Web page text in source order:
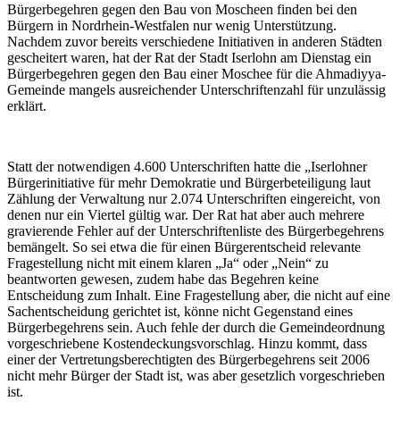
Bürgerbegehren gegen den Bau von Moscheen finden bei den
Bürgern in Nordrhein-Westfalen nur wenig Unterstützung.
Nachdem zuvor bereits verschiedene Initiativen in anderen Städten
gescheitert waren, hat der Rat der Stadt Iserlohn am Dienstag ein
Bürgerbegehren gegen den Bau einer Moschee für die Ahmadiyya-
Gemeinde mangels ausreichender Unterschriftenzahl für unzulässig
erklärt.
Statt der notwendigen 4.600 Unterschriften hatte die „Iserlohner
Bürgerinitiative für mehr Demokratie und Bürgerbeteiligung laut
Zählung der Verwaltung nur 2.074 Unterschriften eingereicht, von
denen nur ein Viertel gültig war. Der Rat hat aber auch mehrere
gravierende Fehler auf der Unterschriftenliste des Bürgerbegehrens
bemängelt. So sei etwa die für einen Bürgerentscheid relevante
Fragestellung nicht mit einem klaren „Ja“ oder „Nein“ zu
beantworten gewesen, zudem habe das Begehren keine
Entscheidung zum Inhalt. Eine Fragestellung aber, die nicht auf eine
Sachentscheidung gerichtet ist, könne nicht Gegenstand eines
Bürgerbegehrens sein. Auch fehle der durch die Gemeindeordnung
vorgeschriebene Kostendeckungsvorschlag. Hinzu kommt, dass
einer der Vertretungsberechtigten des Bürgerbegehrens seit 2006
nicht mehr Bürger der Stadt ist, was aber gesetzlich vorgeschrieben
ist.